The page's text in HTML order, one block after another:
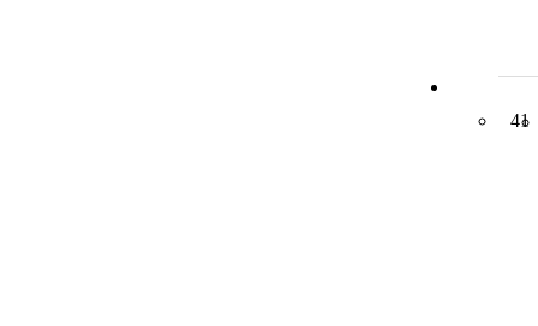
41